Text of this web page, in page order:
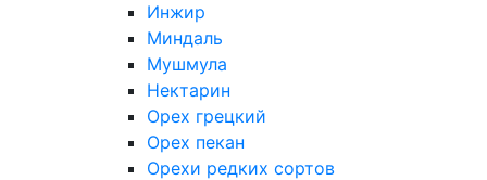
Инжир
Миндаль
Мушмула
Нектарин
Орех грецкий
Орех пекан
Орехи редких сортов